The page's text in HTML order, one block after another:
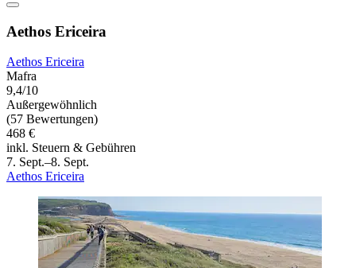
Aethos Ericeira
Aethos Ericeira
Mafra
9,4/10
Außergewöhnlich
(57 Bewertungen)
468 €
inkl. Steuern & Gebühren
7. Sept.–8. Sept.
Aethos Ericeira